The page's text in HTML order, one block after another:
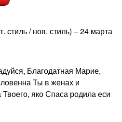
/ нов. стиль) – 24 марта
Благодатная Марие,
Ты в женах и
яко Спаса родила еси